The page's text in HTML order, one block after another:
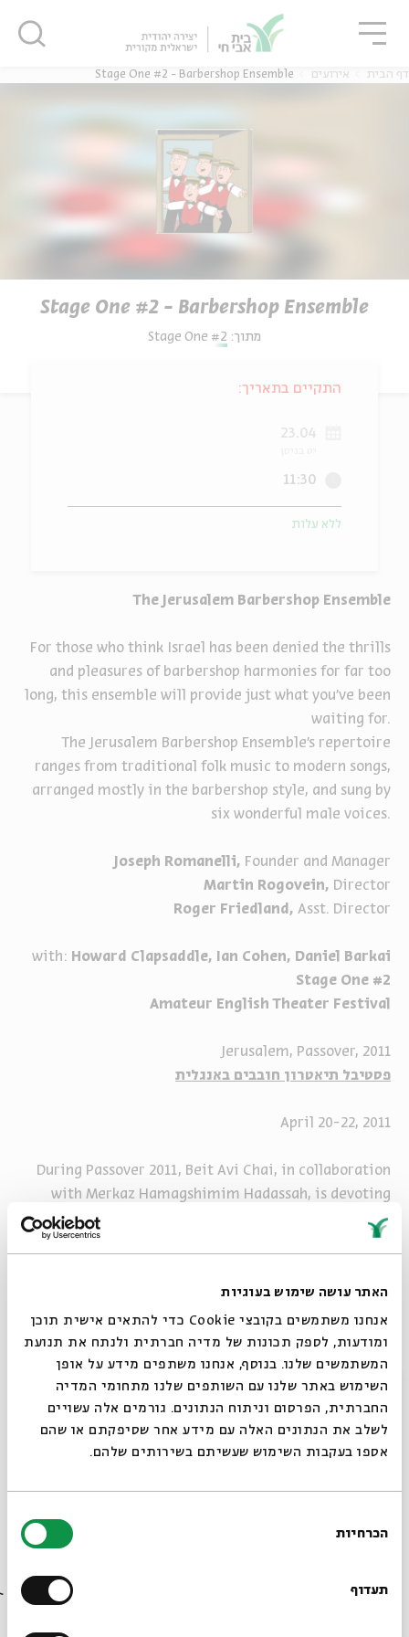
האתר עושה שימוש בעוגיות
אנחנו משתמשים בקובצי Cookie כדי להתאים אישית תוכן
ומודעות, לספק תכונות של מדיה חברתית ולנתח את תנועת
המשתמשים שלנו. בנוסף, אנחנו משתפים מידע על אופן
השימוש באתר שלנו עם השותפים שלנו מתחומי המדיה
החברתית, הפרסום וניתוח הנתונים. גורמים אלה עשויים
לשלב את הנתונים האלה עם מידע אחר שסיפקתם או שהם
אספו בעקבות השימוש שעשיתם בשירותים שלהם.
הסכמה
הכרחיות
תעדוף
דף הבית אירועים Stage One #2 - Barbershop Ensemble
Stage One #2 - Barbershop Ensemble
מתוך: Stage One #2
The Jerusalem Barbershop Ensemble
For those who think Israel has been denied the thrills
and pleasures of barbershop harmonies for far too
long, this ensemble will provide just what you’ve been
waiting for.
The Jerusalem Barbershop Ensemble's repertoire
ranges from traditional folk music to modern songs,
arranged mostly in the barbershop style, and sung by
six wonderful male voices.
Joseph Romanelli, Founder and Manager
Martin Rogovein, Director
Roger Friedland, Asst. Director
with: Howard Clapsaddle, Ian Cohen, Daniel Barkai
Stage One #2
Amateur English Theater Festival
Jerusalem, Passover, 2011
פסטיבל תיאטרון חובבים באנגלית
April 20-22, 2011
During Passover 2011, Beit Avi Chai, in collaboration
with Merkaz Hamagshimim Hadassah, is devoting
three days to the very best of Jerusalem English-
language Theater, shining a spotlight on this thriving
issues of identity and culture from both the local and
international perspectives.
Artistic Director of the Festival:Rafi Poch
Produced by:Tamar Akov
Prices:
Theater: 50 NIS, students: 20 NIS
Special Festival price-packages:
Two tickets for two different shows for 80 NIS (instead
One play + one stand-up comedy show for 60 NIS
התקיים בתאריך:
23.04
11:30
ללא עלות
סגור
סגור